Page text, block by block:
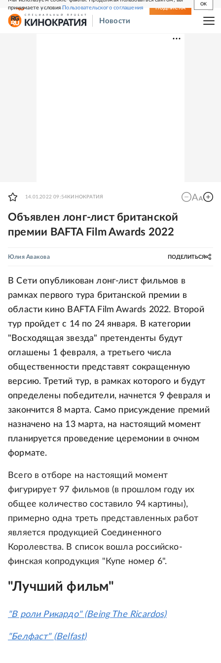
принимаете условияПользовательского соглашения
OK
СВЕЖИЙ НОМЕР ПОДПИСКА
Новости
14.01.2022 09:54 КИНОКРАТИЯ
Объявлен лонг-лист британской
премии BAFTA Film Awards 2022
Юлия Авакова ПОДЕЛИТЬСЯ
В Сети опубликован лонг-лист фильмов в
рамках первого тура британской премии в
области кино BAFTA Film Awards 2022. Второй
тур пройдет с 14 по 24 января. В категории
"Восходящая звезда" претенденты будут
оглашены 1 февраля, а третьего числа
общественности представят сокращенную
версию. Третий тур, в рамках которого и будут
определены победители, начнется 9 февраля и
закончится 8 марта. Само присуждение премий
назначено на 13 марта, на настоящий момент
планируется проведение церемонии в очном
формате.
Всего в отборе на настоящий момент
фигурирует 97 фильмов (в прошлом году их
общее количество составило 94 картины),
примерно одна треть представленных работ
является продукцией Соединенного
Королевства. В список вошла российско-
финская копродукция "Купе номер 6".
"Лучший фильм"
"В роли Рикардо" (Being The Ricardos)
"Белфаст" (Belfast)